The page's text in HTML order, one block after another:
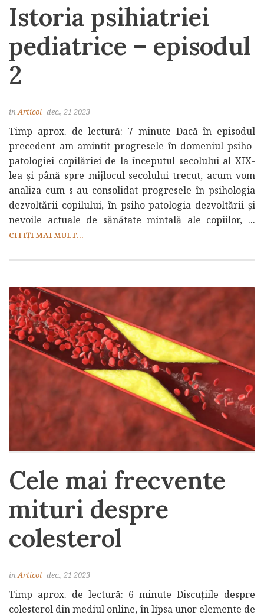
Istoria psihiatriei
pediatrice – episodul
2
inArticol dec., 21 2023
Timp aprox. de lectură: 7 minute Dacă în episodul
precedent am amintit progresele în domeniul psiho-
patologiei copilăriei de la începutul secolului al XIX-
lea și până spre mijlocul secolului trecut, acum vom
analiza cum s-au consolidat progresele în psihologia
dezvoltării copilului, în psiho-patologia dezvoltării și
nevoile actuale de sănătate mintală ale copiilor, ...
CITIȚI MAI MULT...
Cele mai frecvente
mituri despre
colesterol
inArticol dec., 21 2023
Timp aprox. de lectură: 6 minute Discuțiile despre
colesterol din mediul online, în lipsa unor elemente de